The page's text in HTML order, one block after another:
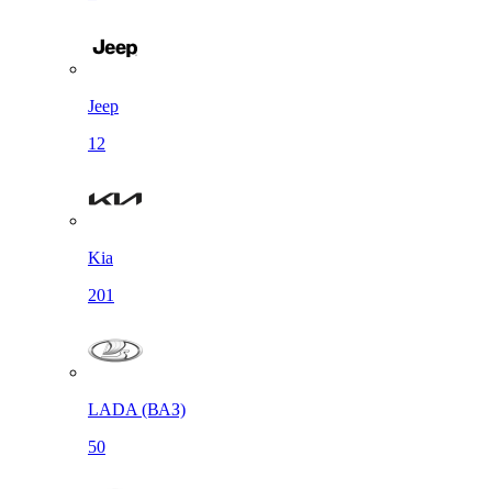
Jeep
12
Kia
201
LADA (ВАЗ)
50